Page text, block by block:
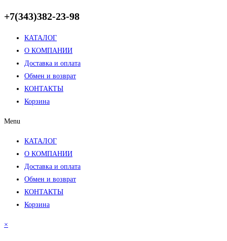
+7(343)382-23-98
КАТАЛОГ
О КОМПАНИИ
Доставка и оплата
Обмен и возврат
КОНТАКТЫ
Корзина
Menu
КАТАЛОГ
О КОМПАНИИ
Доставка и оплата
Обмен и возврат
КОНТАКТЫ
Корзина
×